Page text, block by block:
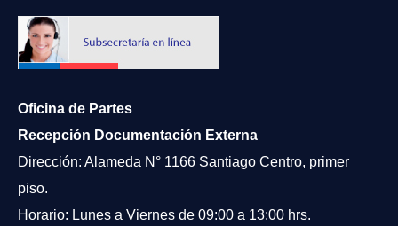
Oficina de Partes
Recepción Documentación Externa
Dirección: Alameda N° 1166 Santiago Centro, primer
piso.
Horario: Lunes a Viernes de 09:00 a 13:00 hrs.